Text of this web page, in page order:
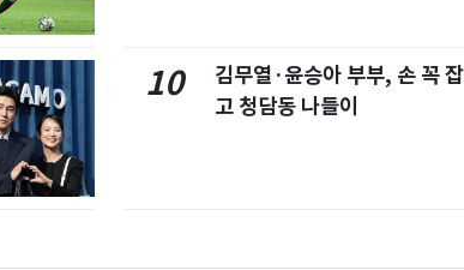
10
김무열·윤승아 부부, 손 꼭 잡
고 청담동 나들이